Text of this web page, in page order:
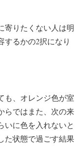
寄りたくない人は明
するかの2択になり
も、オレンジ色が室
らではまた、次の来
いに色を入れないと
た状態で過ごす結果